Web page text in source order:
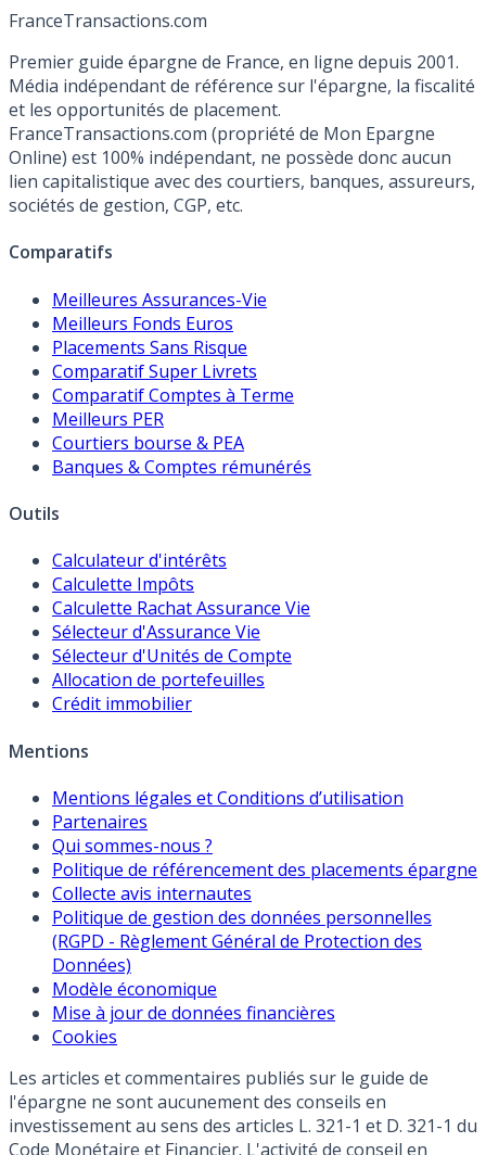
FranceTransactions.com
Premier guide épargne de France, en ligne depuis 2001.
Média indépendant de référence sur l'épargne, la fiscalité
et les opportunités de placement.
FranceTransactions.com (propriété de Mon Epargne
Online) est 100% indépendant, ne possède donc aucun
lien capitalistique avec des courtiers, banques, assureurs,
sociétés de gestion, CGP, etc.
Comparatifs
Meilleures Assurances-Vie
Meilleurs Fonds Euros
Placements Sans Risque
Comparatif Super Livrets
Comparatif Comptes à Terme
Meilleurs PER
Courtiers bourse & PEA
Banques & Comptes rémunérés
Outils
Calculateur d'intérêts
Calculette Impôts
Calculette Rachat Assurance Vie
Sélecteur d'Assurance Vie
Sélecteur d'Unités de Compte
Allocation de portefeuilles
Crédit immobilier
Mentions
Mentions légales et Conditions d’utilisation
Partenaires
Qui sommes-nous ?
Politique de référencement des placements épargne
Collecte avis internautes
Politique de gestion des données personnelles
(RGPD - Règlement Général de Protection des
Données)
Modèle économique
Mise à jour de données financières
Cookies
Les articles et commentaires publiés sur le guide de
l'épargne ne sont aucunement des conseils en
investissement au sens des articles L. 321-1 et D. 321-1 du
Code Monétaire et Financier. L'activité de conseil en